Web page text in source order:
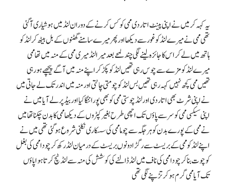
یہ کہہ کر میں نے اپنی پینٹ اتار دی ممی کو کس کرنے کے دوران لنڈ میں ہوشیاری آگئی
تھی ممی نے میرے لنڈ کو غور سے دیکھا اور پھر میرے سامنے گھٹنوں کے بل بیٹھ کر لنڈ کو
ہاتھ میں لے کر اس کا جائزہ لینے لگی چند لمحے بعد میرا لنڈ میری ممی کے منہ میں تھا ممی
میرے لنڈ کو مزے سے چوس رہی تھیں لنڈ کو پکڑ کر اپنے منہ میں آگے پیچھے ہو رہی
تھیں ممی کچھ نہیں کہہ رہی تھیں بس لنڈ کو چومتی چاٹتی اور منہ میں اندر تک لے جاتی میں
نے اپنی شرٹ بھی اتار دی اور لنڈ چوستی ممی کو بھی پورا ننگا کیا اور بیڈ پر لے آیا میں نے
اپنی سیکسی ممی کو سر سے پاؤں تک اچھی طرح بغیر کپڑوں کے دیکھا ممی کا بدن چکنا تھا میں
نے ممی کے پورے بدن کو ہر جگہ سے چوما ممی کی سسکاری نکلنی شروع ہو گئی تھی میں نے
اپنے لنڈ کو ممی کے بریسٹ سے رگڑا دونوں بریسٹ کے درمیان لنڈ رکھ کر چودا ممی کی بغل
کو چوت بنا کر چودا ممی کی ناف میں لنڈ ڈالنے کی کوشش کی منہ سے لنڈ ٹچ کرتا ہوا پاؤں
تک آیا ممی گرم ہو کر تڑپنے لگی تھی